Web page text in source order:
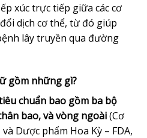
xúc trực tiếp giữa các cơ
dịch cơ thể, từ đó giúp
lây truyền qua đường
gồm những gì?
chuẩn bao gồm ba bộ
bao, và vòng ngoài(Cơ
Dược phẩm Hoa Kỳ – FDA,